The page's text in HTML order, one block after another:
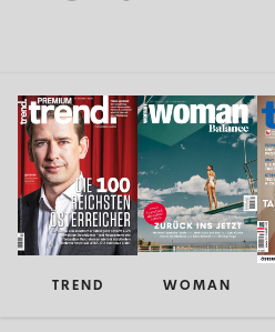
TREND WOMAN